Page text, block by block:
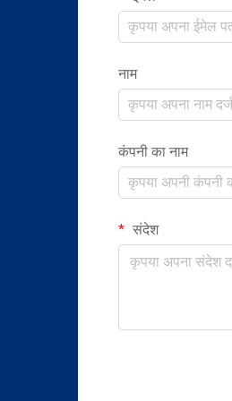
नाम
कंपनी का नाम
संदेश